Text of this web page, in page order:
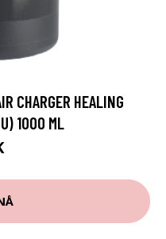
CHARGER HEALING
1000 ML